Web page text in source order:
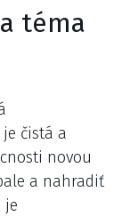
téma
čistá a
novou
a nahradiť
je